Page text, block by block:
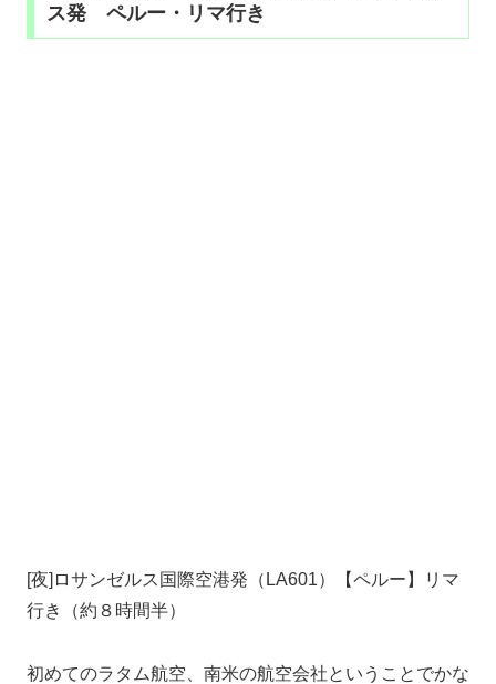
ス発 ペルー・リマ行き
[夜]ロサンゼルス国際空港発（LA601）【ペルー】リマ
行き（約８時間半）
初めてのラタム航空、南米の航空会社ということでかな